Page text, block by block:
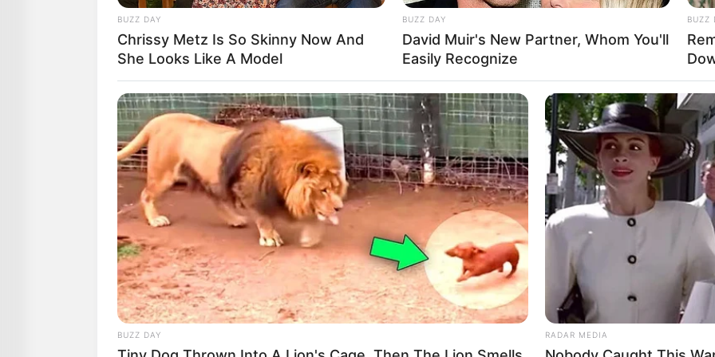
Delvina 1 – 2 Albpetrol
Naftëtari 3 – 2 Memaliaj
Këlcyra 2 – 2 Gramozi
Devolli 4 – 1 Tepelena
BUZZ DAY
Chrissy Metz Is So Skinny Now And
She Looks Like A Model
BUZZ DAY
David Muir's New Partner, Whom You'll
Easily Recognize
BUZZ
BUZZ DAY RADAR MEDIA